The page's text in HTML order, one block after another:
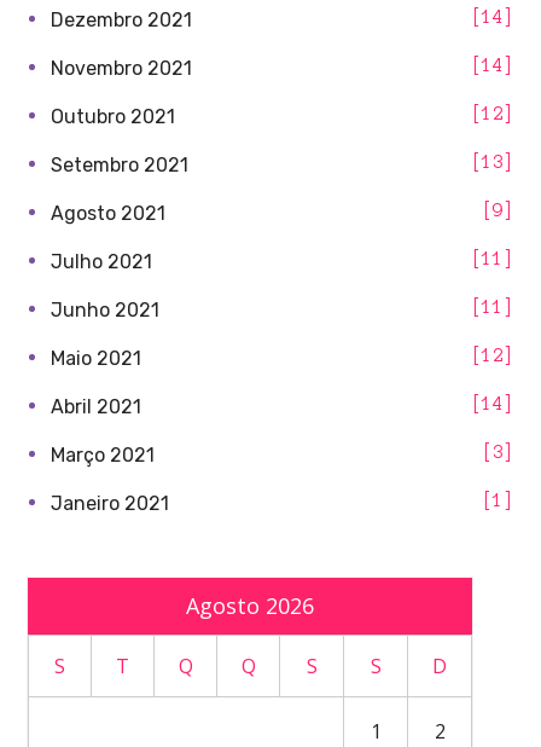
Dezembro 2021 14
Novembro 2021 14
Outubro 2021 12
Setembro 2021 13
Agosto 2021 9
Julho 2021 11
Junho 2021 11
Maio 2021 12
Abril 2021 14
Março 2021 3
Janeiro 2021 1
Agosto 2026
S T Q Q S S D
1 2